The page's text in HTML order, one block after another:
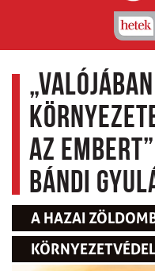
az
Bándi
A HAZAI